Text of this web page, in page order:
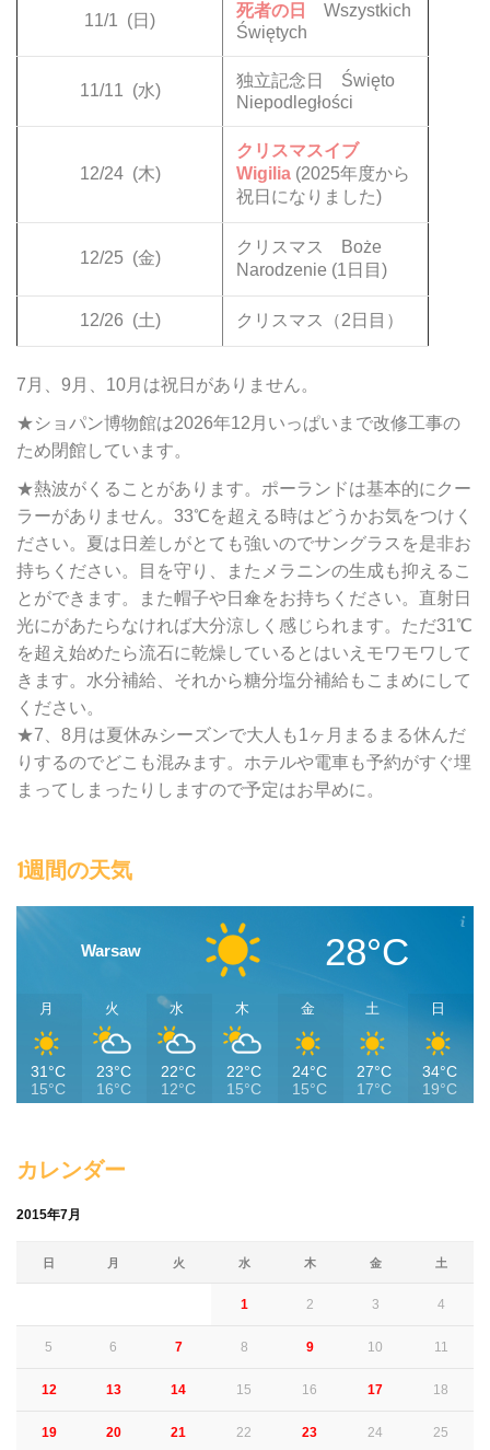
11/1 (日)
死者の日
Wszystkich
Świętych
11/11 (水)
独立記念日 Święto
Niepodległości
12/24 (木)
クリスマスイブ
Wigilia (2025年度から
祝日になりました)
12/25 (金)
クリスマス Boże
Narodzenie (1日目)
12/26 (土) クリスマス（2日目）
7月、9月、10月は祝日がありません。
★ショパン博物館は2026年12月いっぱいまで改修工事の
ため閉館しています。
★熱波がくることがあります。ポーランドは基本的にクー
ラーがありません。33℃を超える時はどうかお気をつけく
ださい。夏は日差しがとても強いのでサングラスを是非お
持ちください。目を守り、またメラニンの生成も抑えるこ
とができます。また帽子や日傘をお持ちください。直射日
光にがあたらなければ大分涼しく感じられます。ただ31℃
を超え始めたら流石に乾燥しているとはいえモワモワして
きます。水分補給、それから糖分塩分補給もこまめにして
ください。
★7、8月は夏休みシーズンで大人も1ヶ月まるまる休んだ
りするのでどこも混みます。ホテルや電車も予約がすぐ埋
まってしまったりしますので予定はお早めに。
1週間の天気
Warsaw 28°C
月
31°C
15°C
火
23°C
16°C
水
22°C
12°C
木
22°C
15°C
金
24°C
15°C
土
27°C
17°C
日
34°C
19°C
カレンダー
2015年7月
日 月 火 水 木 金 土
1 2 3 4
5 6 7 8 9 10 11
12 13 14 15 16 17 18
19 20 21 22 23 24 25